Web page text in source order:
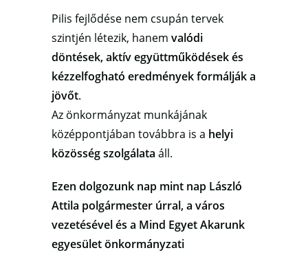
Pilis fejlődése nem csupán tervek
szintjén létezik, hanem valódi
döntések, aktív együttműködések és
kézzelfogható eredmények formálják a
jövőt.
Az önkormányzat munkájának
középpontjában továbbra is a helyi
közösség szolgálata áll.
Ezen dolgozunk nap mint nap László
Attila polgármester úrral, a város
vezetésével és a Mind Egyet Akarunk
egyesület önkormányzati